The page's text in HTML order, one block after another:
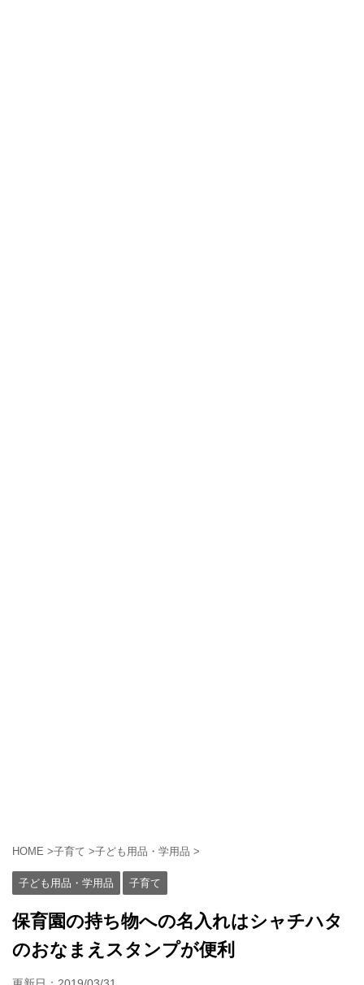
HOME >子育て >子ども用品・学用品 >
子ども用品・学用品 子育て
保育園の持ち物への名入れはシャチハタ
のおなまえスタンプが便利